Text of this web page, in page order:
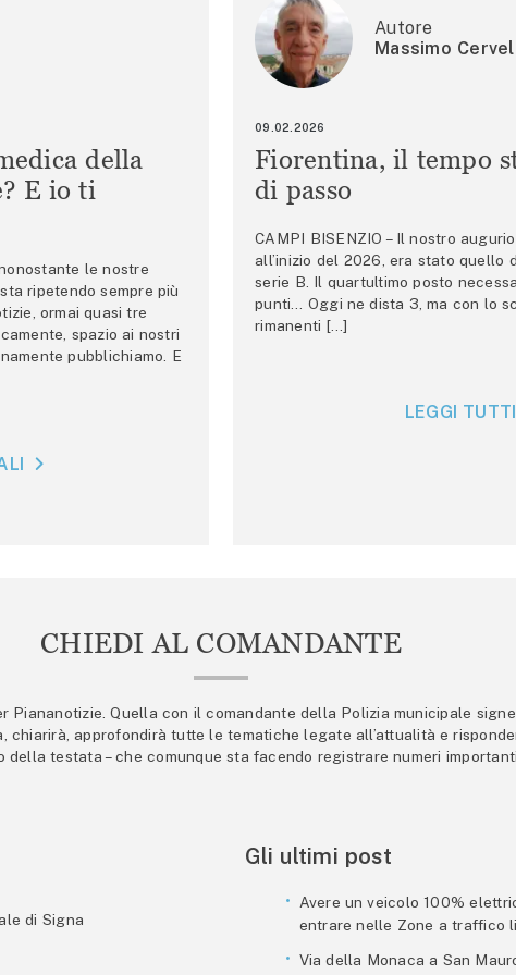
della
E io ti
le nostre
ripetendo sempre più
ormai quasi tre
spazio ai nostri
pubblichiamo. E
Autore
Massimo
09.02.2026
Fiorentina, il tempo
di passo
CAMPI BISENZIO – Il nostro
all’inizio del 2026, era stato quello
serie B. Il quartultimo posto
punti… Oggi ne dista 3, ma con lo
rimanenti […]
LEGGI
CHIEDI AL COMANDANTE
Piananotizie. Quella con il comandante della Polizia municipale
approfondirà tutte le tematiche legate all’attualità e
della testata – che comunque sta facendo registrare numeri
di Signa
Gli ultimi post
Avere un veicolo 100%
entrare nelle Zone a traffico
Via della Monaca a San